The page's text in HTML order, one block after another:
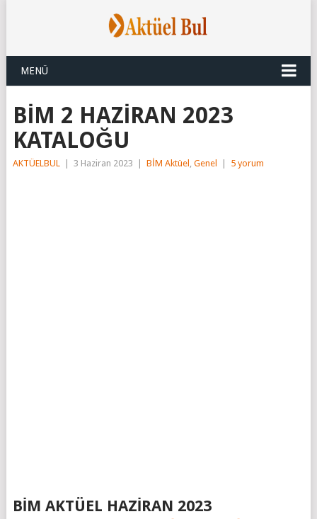
MENÜ
BİM 2 HAZİRAN 2023
KATALOĞU
AKTÜELBUL 3 Haziran 2023 BİM Aktüel , Genel 5 yorum
BIM AKTÜEL HAZIRAN 2023